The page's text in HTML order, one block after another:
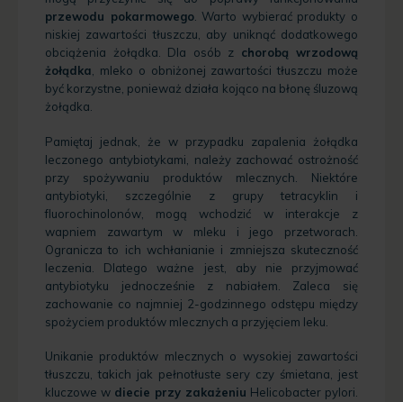
przewodu pokarmowego. Warto wybierać produkty o
niskiej zawartości tłuszczu, aby uniknąć dodatkowego
obciążenia żołądka. Dla osób z chorobą wrzodową
żołądka, mleko o obniżonej zawartości tłuszczu może
być korzystne, ponieważ działa kojąco na błonę śluzową
żołądka.
Pamiętaj jednak, że w przypadku zapalenia żołądka
leczonego antybiotykami, należy zachować ostrożność
przy spożywaniu produktów mlecznych. Niektóre
antybiotyki, szczególnie z grupy tetracyklin i
fluorochinolonów, mogą wchodzić w interakcje z
wapniem zawartym w mleku i jego przetworach.
Ogranicza to ich wchłanianie i zmniejsza skuteczność
leczenia. Dlatego ważne jest, aby nie przyjmować
antybiotyku jednocześnie z nabiałem. Zaleca się
zachowanie co najmniej 2-godzinnego odstępu między
spożyciem produktów mlecznych a przyjęciem leku.
Unikanie produktów mlecznych o wysokiej zawartości
tłuszczu, takich jak pełnotłuste sery czy śmietana, jest
kluczowe w diecie przy zakażeniu Helicobacter pylori.